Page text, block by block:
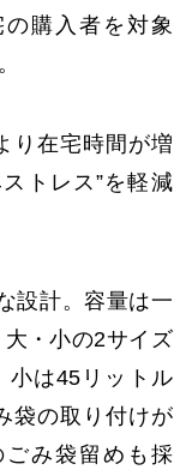
購入者を対象
り在宅時間が増
トレス”を軽減
設計。容量は一
・小の2サイズ
小は45リットル
袋の取り付けが
み袋留めも採